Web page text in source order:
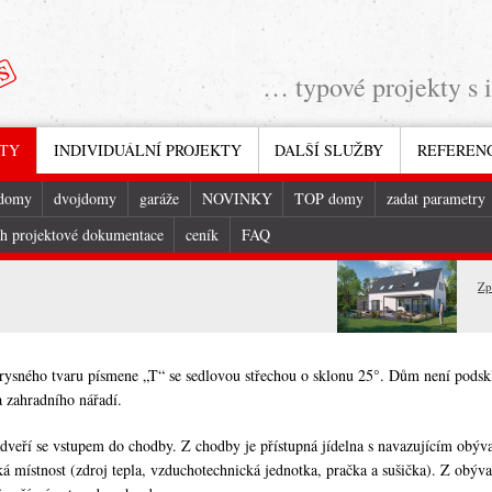
… typové projekty s
dvojdomy garáže NOVINKY TOP domy
zadat parametry
projektové dokumentace
ceník FAQ
INDIVIDUÁLNÍ PROJEKTY DALŠÍ SLUŽBY
tvaru písmene „T“ se sedlovou střechou o sklonu 25°. Dům není
nářadí.
se vstupem do chodby. Z chodby je přístupná jídelna s navazujícím
místnost (zdroj tepla, vzduchotechnická jednotka, pračka a sušička). Z